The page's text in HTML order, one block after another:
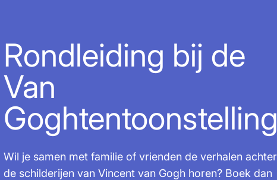
Rondleiding bij de
Van
Goghtentoonstelling
Wil je samen met familie of vrienden de verhalen achter
de schilderijen van Vincent van Gogh horen? Boek dan